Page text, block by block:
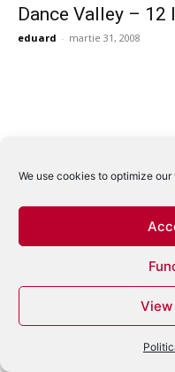
We use cookies to optimize
Dance Valley – 12
eduard - martie 31, 2008